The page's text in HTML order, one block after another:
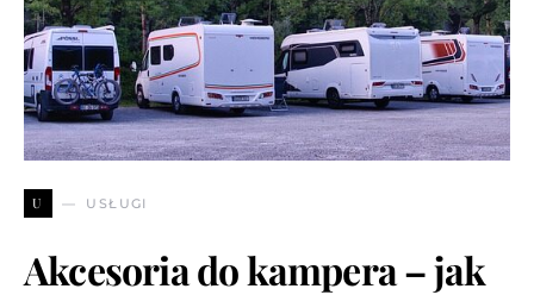
U USŁUGI
Akcesoria do kampera – jak